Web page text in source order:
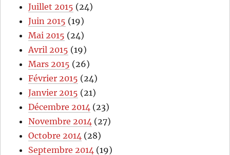
Juillet 2015 (24)
Juin 2015 (19)
Mai 2015 (24)
Avril 2015 (19)
Mars 2015 (26)
Février 2015 (24)
Janvier 2015 (21)
Décembre 2014 (23)
Novembre 2014 (27)
Octobre 2014 (28)
Septembre 2014 (19)